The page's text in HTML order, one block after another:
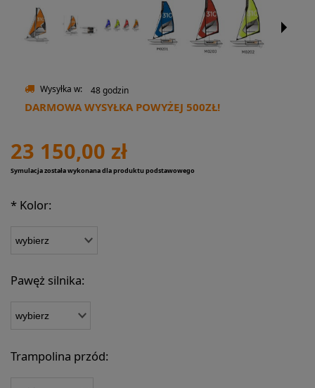
Wysyłka w: 48 godzin
DARMOWA WYSYŁKA POWYŻEJ 500ZŁ!
23 150,00 zł
Symulacja została wykonana dla produktu podstawowego
* Kolor:
Pawęż silnika:
Trampolina przód: